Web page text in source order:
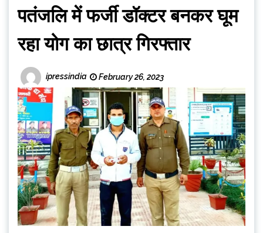
पतंजलि में फर्जी डॉक्टर बनकर घूम
रहा योग का छात्र गिरफ्तार
ipressindia February 26, 2023